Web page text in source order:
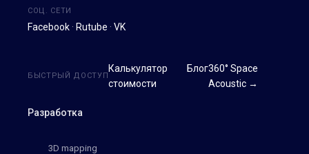
СОЦ. СЕТИ
Facebook · Rutube · VK
Разработка
3D mapping
БЫСТРЫЙ ДОСТУП
Калькулятор
стоимости
Блог360° Space
Acoustic →